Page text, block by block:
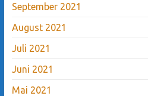
September 2021
August 2021
Juli 2021
Juni 2021
Mai 2021